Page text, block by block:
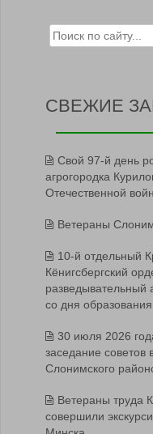
Search for:
СВЕЖИЕ
Свой 97-й день
агрогородка
Отечественной
Ветераны
10-й отдельный
Кёнигсбергский
разведывательный
со дня образования
30 июля 2026
заседание советов
Слонимского
Ветераны труда
совершили